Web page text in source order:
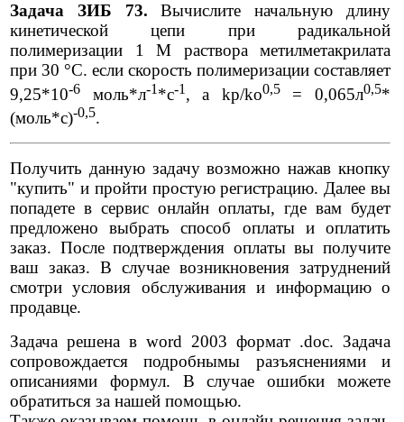
Задача ЗИБ 73. Вычислите начальную длину
кинетической цепи при радикальной
полимеризации 1 М раствора метилметакрилата
при 30 °С. если скорость полимеризации составляет
9,25*10-6 моль*л-1 *с-1 , а kp/ko0,5= 0,065л0,5*
(моль*с)-0,5.
Получить данную задачу возможно нажав кнопку
"купить" и пройти простую регистрацию. Далее вы
попадете в сервис онлайн оплаты, где вам будет
предложено выбрать способ оплаты и оплатить
заказ. После подтверждения оплаты вы получите
ваш заказ. В случае возникновения затруднений
смотри условия обслуживания и информацию о
продавце.
Задача решена в word 2003 формат .doc. Задача
сопровождается подробнымы разъяснениями и
описаниями формул. В случае ошибки можете
обратиться за нашей помощью.